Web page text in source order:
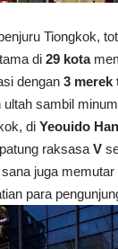
Tiongkok,
di 29 kota
dengan 3 merek
sambil
di Yeouido
raksasa V
juga
para